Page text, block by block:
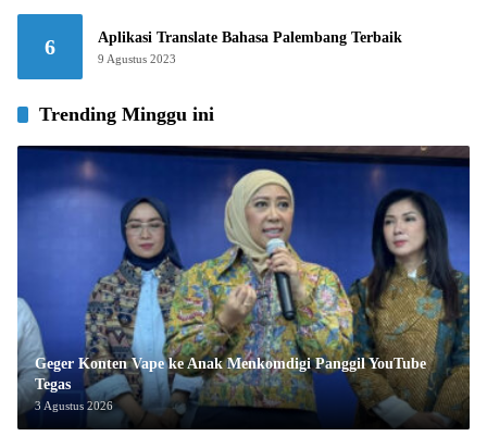
6 Aplikasi Translate Bahasa Palembang Terbaik
9 Agustus 2023
Trending Minggu ini
Geger Konten Vape ke Anak Menkomdigi Panggil YouTube
Tegas
3 Agustus 2026